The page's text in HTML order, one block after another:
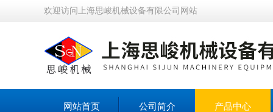
欢迎访问上海思峻机械设备有限公司网站
网站首页 公司简介 产品中心